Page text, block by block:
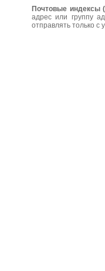
Почтовые индексы
адрес или группу
отправлять только с